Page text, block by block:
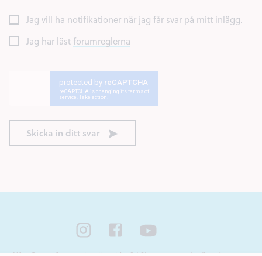
Jag vill ha notifikationer när jag får svar på mitt inlägg.
Jag har läst forumreglerna
Skicka in ditt svar